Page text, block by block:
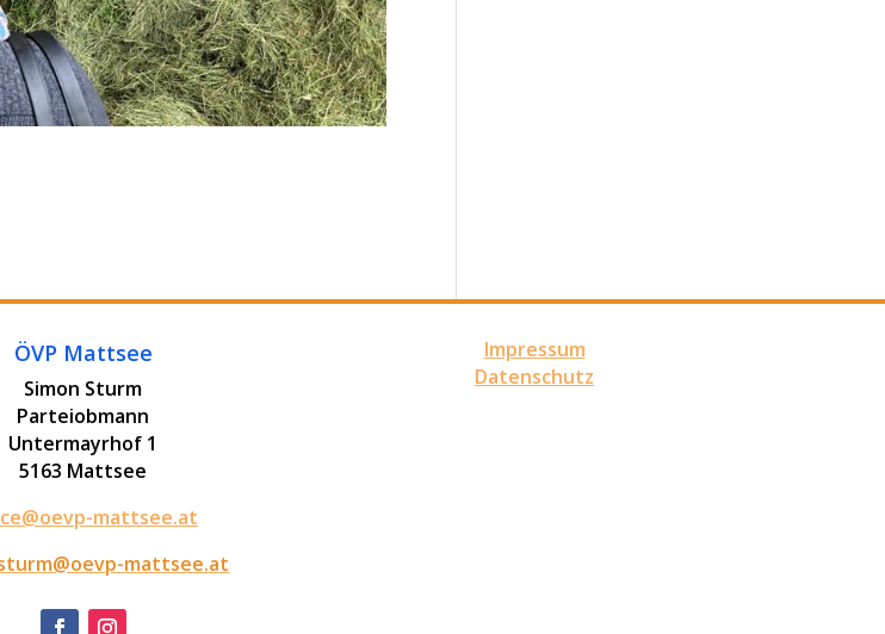
ÖVP Mattsee
Simon Sturm
Parteiobmann
Untermayrhof 1
5163 Mattsee
mattsee.at
mattsee.at
Impressum
Datenschutz